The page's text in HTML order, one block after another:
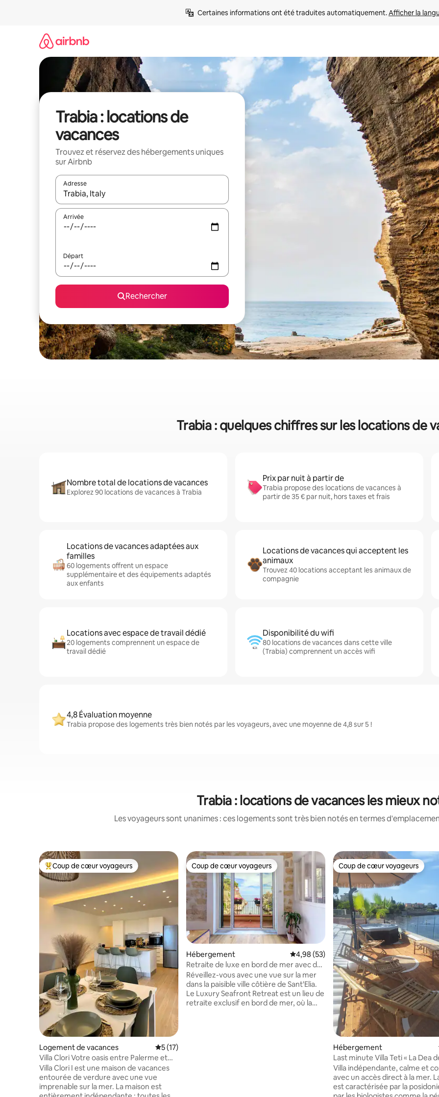
Certaines informations ont été traduites automatiquement. Afficher la
Trabia : locations de
vacances
Trouvez et réservez des hébergements uniques
sur Airbnb
Adresse
Lorsque les résultats s'affichent, utilisez les flèches vers le haut et vers le bas pour les parcourir ou en appuyant et en
Arrivée
Départ
Rechercher
Trabia : quelques chiffres sur les locations de
Nombre total de locations de vacances
Explorez 90 locations de vacances à Trabia
Prix par nuit à partir de
Trabia propose des locations de vacances à
partir de 35 € par nuit, hors taxes et frais
Locations de vacances adaptées aux
familles
60 logements offrent un espace
supplémentaire et des équipements adaptés
aux enfants
Locations de vacances qui acceptent les
animaux
Trouvez 40 locations acceptant les animaux de
compagnie
Locations avec espace de travail dédié
20 logements comprennent un espace de
travail dédié
Disponibilité du wifi
80 locations de vacances dans cette ville
(Trabia) comprennent un accès wifi
4,8 Évaluation moyenne
Trabia propose des logements très bien notés par les voyageurs, avec une moyenne de 4,8 sur 5 !
Trabia : locations de vacances les mieux
Les voyageurs sont unanimes : ces logements sont très bien notés en termes
Coups de cœur voyageurs les plus appréciés
Coup de cœur voyageurs
Logement de vacances Évaluation moyenne sur la base de 17 commentaires : 5 sur 5
5 (17)
Villa Clori Votre oasis entre Palerme et
Cefalù
Villa Clori I est une maison de vacances
entourée de verdure avec une vue
imprenable sur la mer. La maison est
Coup de cœur voyageurs
Coup de cœur voyageurs
Hébergement Évaluation moyenne sur la base de 53
4,98 (53)
Retraite de luxe en bord de mer avec des
vues imprenables
Réveillez-vous avec une vue sur la mer
dans la paisible ville côtière de Sant'Elia.
Le Luxury Seafront Retreat est un lieu de
retraite exclusif en bord de mer, où la
Coup de cœur voyageurs
Coup de cœur voyageurs
Hébergement
Last minute Villa Teti « La Dea
Villa indépendante, calme et
avec un accès direct à la mer.
est caractérisée par la